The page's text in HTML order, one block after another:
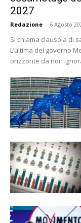
2027
Redazione - 6 Agosto
Si chiama clausola di
L’ultima del governo
orizzonte da non